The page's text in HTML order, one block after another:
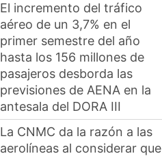
El incremento del tráfico
aéreo de un 3,7% en el
primer semestre del año
hasta los 156 millones de
pasajeros desborda las
previsiones de AENA en la
antesala del DORA III
La CNMC da la razón a las
aerolíneas al considerar que